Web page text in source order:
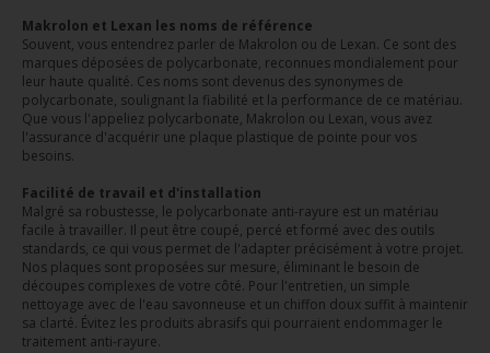
Makrolon et Lexan les noms de référence
Souvent, vous entendrez parler de Makrolon ou de Lexan. Ce sont des
marques déposées de polycarbonate, reconnues mondialement pour
leur haute qualité. Ces noms sont devenus des synonymes de
polycarbonate, soulignant la fiabilité et la performance de ce matériau.
Que vous l'appeliez polycarbonate, Makrolon ou Lexan, vous avez
l'assurance d'acquérir une plaque plastique de pointe pour vos
besoins.
Facilité de travail et d'installation
Malgré sa robustesse, le polycarbonate anti-rayure est un matériau
facile à travailler. Il peut être coupé, percé et formé avec des outils
standards, ce qui vous permet de l'adapter précisément à votre projet.
Nos plaques sont proposées sur mesure, éliminant le besoin de
découpes complexes de votre côté. Pour l'entretien, un simple
nettoyage avec de l'eau savonneuse et un chiffon doux suffit à maintenir
sa clarté. Évitez les produits abrasifs qui pourraient endommager le
traitement anti-rayure.